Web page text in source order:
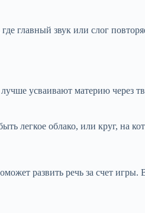
главный звук или слог
усваивают материю через
легкое облако, или круг, на
развить речь за счет